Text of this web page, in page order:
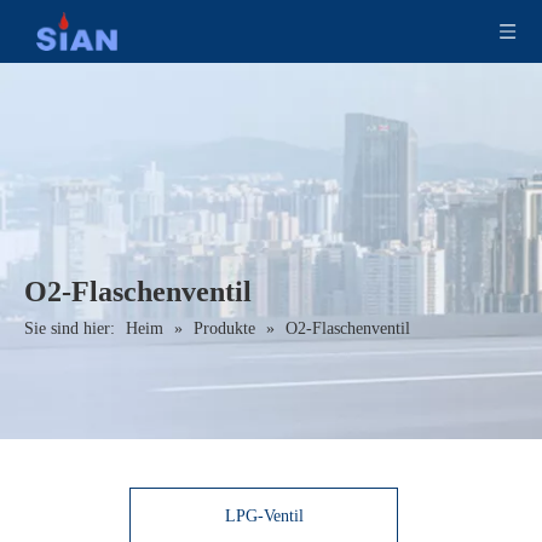
O2-Flaschenventil
Sie sind hier: Heim » Produkte » O2-Flaschenventil
LPG-Ventil